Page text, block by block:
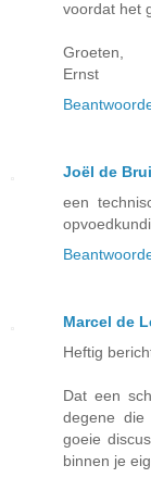
voordat het
Groeten,
Ernst
Joël de
een
Marcel de
Heftig
Dat een
degene
goeie
binnen je